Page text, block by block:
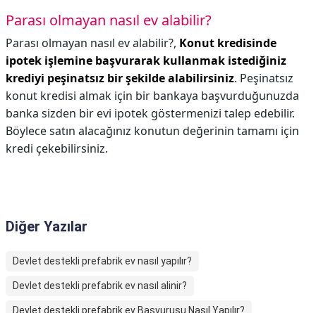
Parası olmayan nasıl ev alabilir?
Parası olmayan nasıl ev alabilir?, Konut kredisinde
ipotek işlemine başvurarak kullanmak istediğiniz
krediyi peşinatsız bir şekilde alabilirsiniz. Peşinatsız
konut kredisi almak için bir bankaya başvurduğunuzda
banka sizden bir evi ipotek göstermenizi talep edebilir.
Böylece satın alacağınız konutun değerinin tamamı için
kredi çekebilirsiniz.
Diğer Yazılar
Devlet destekli prefabrik ev nasıl yapılır?
Devlet destekli prefabrik ev nasıl alinir?
Devlet destekli prefabrik ev Başvurusu Nasıl Yapılır?